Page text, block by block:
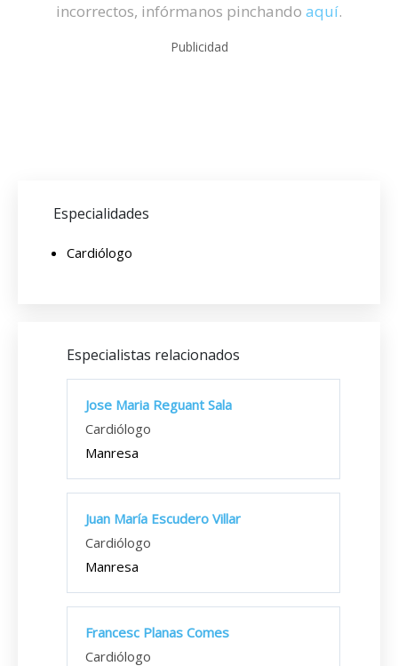
incorrectos, infórmanos pinchando aquí.
Publicidad
Especialidades
Cardiólogo
Especialistas relacionados
Jose Maria Reguant Sala
Cardiólogo
Manresa
Juan María Escudero Villar
Cardiólogo
Manresa
Francesc Planas Comes
Cardiólogo